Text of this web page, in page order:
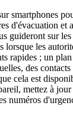
smartphones
d'évacuation et
guideront sur
lorsque les
rapides ; un
des
cela est
mettez à jour
numéros